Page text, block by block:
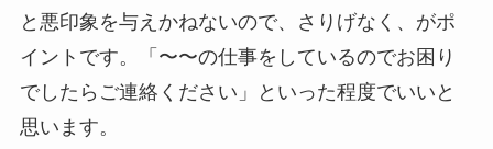
と悪印象を与えかねないので、さりげなく、がポ
イントです。「〜〜の仕事をしているのでお困り
でしたらご連絡ください」といった程度でいいと
思います。